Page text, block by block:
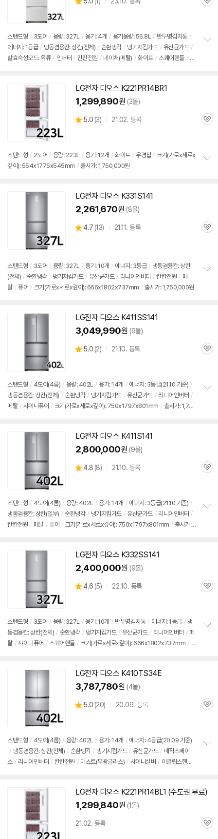
별
뷰
관
스탠드형 / 3도어 / 용량: 327L / 용기: 4개 / 용기용량: 56.8L / 반투명김치통 /
에너지: 1등급 / 냉동겸용칸: 상칸(전체) / 순환냉각 / 냉기지킴가드 / 유산균가드 /
발효숙성모드: 육류 / 인버터 / 칸칸전원 / 네이처(메탈) / 화이트 / 스퀘어핸들 / 크
LG전자 디오스 K221PR14BR1
1,299,890원 (3몰)
별
5.0 (상
뷰
3) 21.02. 등록
관
스탠드형 / 2도어 / 용량: 223L / 용기: 12개 / 화이트 / 우경첩 / 크기(가로x세로x
깊이): 554x1775x545mm / 출시가: 1,750,000원
LG전자 디오스 K331S141
2,261,670원 (8몰)
별
4.7 (상
13) 21.11. 등록
관
스탠드형 / 3도어 / 용량: 327L / 용기: 10개 / 에너지: 3등급 / 냉동겸용칸: 상칸
(전체) / 순환냉각 / 냉기지킴가드 / 유산균가드 / 리니어인버터 / 칸칸전원 / 메
탈 / 퓨어 / 크기(가로x세로x깊이): 666x1802x737mm / 출시가: 1,750,000원
LG전자 디오스 K411SS141
3,049,990원 (9몰)
별
5.0 (상
뷰
2) 21.10. 등록
관
스탠드형 / 4도어(4룸) / 용량: 402L / 용기: 14개 / 에너지: 3등급(21.10 기준) /
냉동겸용칸: 상칸(전체) / 순환냉각 / 냉기지킴가드 / 유산균가드 / 리니어인버터 /
메탈 / 샤이니퓨어 / 크기(가로x세로x깊이): 750x1797x801mm / 출시가: 1,75
LG전자 디오스 K411S141
2,800,000원 (9몰)
별
4.8 (상
뷰
8) 21.10. 등록
관
스탠드형 / 4도어(4룸) / 용량: 402L / 용기: 14개 / 에너지: 3등급(21.10 기준) /
냉동겸용칸: 상칸(일부) / 순환냉각 / 냉기지킴가드 / 유산균가드 / 리니어인버터 /
칸칸전원 / 메탈 / 퓨어 / 크기(가로x세로x깊이): 750x1797x801mm / 출시가: 1,
LG전자 디오스 K332SS141
2,400,000원 (9몰)
별
4.6 (상
뷰
5) 22.10. 등록
관
스탠드형 / 3도어 / 용량: 327L / 용기: 10개 / 반투명김치통 / 에너지: 1등급 / 냉
동겸용칸: 상칸(전체) / 순환냉각 / 냉기지킴가드 / 유산균가드 / 리니어인버터 / 메
탈 / 샤이니퓨어 / 스퀘어핸들 / 크기(가로x세로x깊이): 666x1802x737mm / 출
LG전자 디오스 K410TS34E
3,787,780원 (4몰)
별
5.0 (상
뷰
20) 20.09. 등록
관
스탠드형 / 4도어(4룸) / 용량: 402L / 용기: 14개 / 에너지: 4등급(20.09 기준)
/ 냉동겸용칸: 상칸(전체) / 순환냉각 / 냉기지킴가드 / 유산균가드 / 매직스페이
스 / 리니어인버터 / 칸칸전원 / 미스트(무광글라스) / 샤이니실버 / 이클립스핸들
LG전자 디오스 K221PR14BL1 (수도권 무료)
1,299,840원 (1몰)
21.02. 등록
관